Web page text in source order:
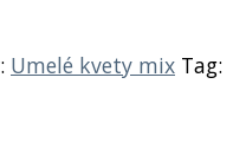
Umelé kvety mix Tag: